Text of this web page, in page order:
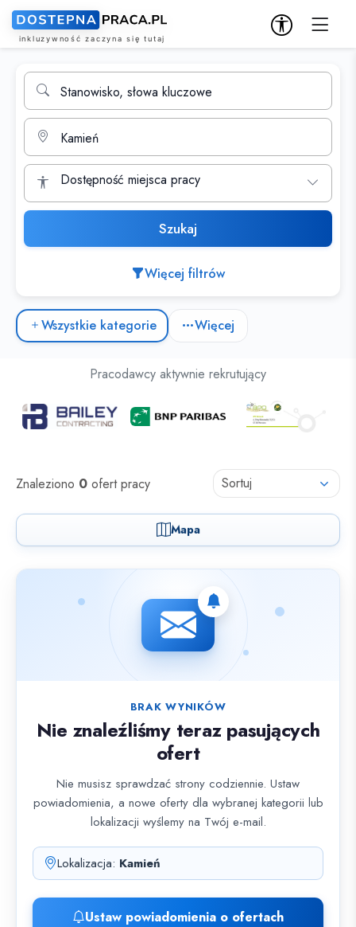
Wyszukiwarka ofert pracy
Stanowisko, słowa kluczowe
Miasto
Dostępność miejsca pracy
Szukaj
Więcej filtrów
Wszystkie kategorie
Więcej
Oferty pracy dla osób z niepełnosprawnościami
Pracodawcy aktywnie rekrutujący
Oferty pracy
Znaleziono 0 ofert pracy Sortuj
Mapa
Nie znaleziono ofert spełniających wybrane kryteria.
BRAK WYNIKÓW
Nie znaleźliśmy teraz pasujących
ofert
Nie musisz sprawdzać strony codziennie. Ustaw
powiadomienia, a nowe oferty dla wybranej kategorii lub
lokalizacji wyślemy na Twój e-mail.
Lokalizacja: Kamień
Ustaw powiadomienia o ofertach